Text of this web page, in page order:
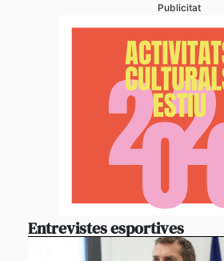
Publicitat
Entrevistes esportives